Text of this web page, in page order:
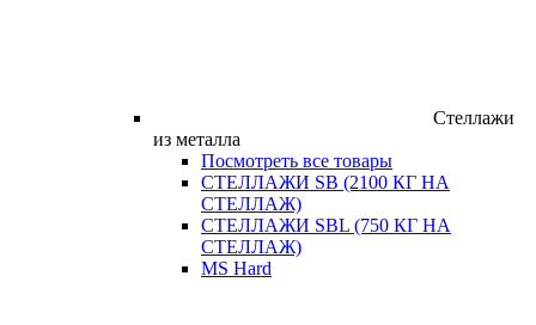
Стеллажи
из металла
Посмотреть все товары
СТЕЛЛАЖИ SB (2100 КГ НА
СТЕЛЛАЖ)
СТЕЛЛАЖИ SBL (750 КГ НА
СТЕЛЛАЖ)
MS Hard